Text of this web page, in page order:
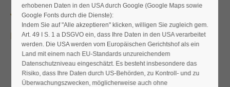
erhobenen Daten in den USA durch Google (Google Maps sowie
Google Fonts durch die Dienste):
Indem Sie auf "Alle akzeptieren" klicken, willigen Sie zugleich gem.
Art. 49 I S. 1 a DSGVO ein, dass Ihre Daten in den USA verarbeitet
werden. Die USA werden vom Europäischen Gerichtshof als ein
Land mit einem nach EU-Standards unzureichendem
Datenschutzniveau eingeschätzt. Es besteht insbesondere das
Risiko, dass Ihre Daten durch US-Behörden, zu Kontroll- und zu
Überwachungszwecken, möglicherweise auch ohne
Veronica
Ehrenpreis